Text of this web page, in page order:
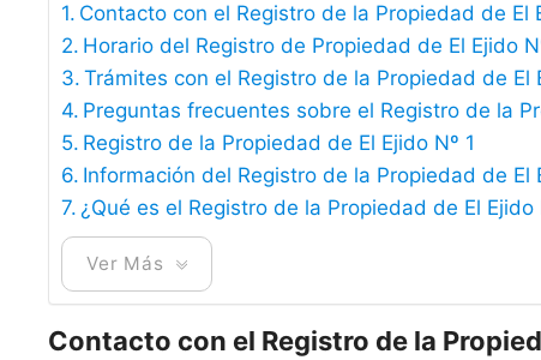
Contacto con el Registro de la Propiedad de El
Horario del Registro de Propiedad de El Ejido
Trámites con el Registro de la Propiedad de El
Preguntas frecuentes sobre el Registro de la
Registro de la Propiedad de El Ejido Nº 1
Información del Registro de la Propiedad de El
¿Qué es el Registro de la Propiedad de El Ejido
Ver Más
Contacto con el Registro de la